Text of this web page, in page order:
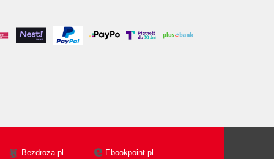
Bezdroza.pl Ebookpoint.pl